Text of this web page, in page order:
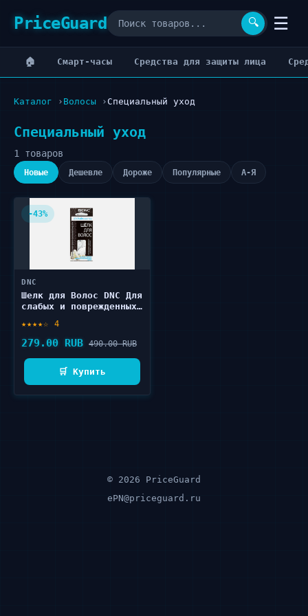
PriceGuard 🔍 ☰
🏠 Cмарт-часы Cредства для защиты лица
Каталог Волосы Специальный уход
Специальный уход
1 товаров
Новые Дешевле Дороже Популярные А-Я
-43%
DNC
Шелк для Волос DNC Для
слабых и поврежденных
★★★★☆ 4
279.00 RUB 490.00 RUB
🛒 Купить
© 2026 PriceGuard
ePN@priceguard.ru